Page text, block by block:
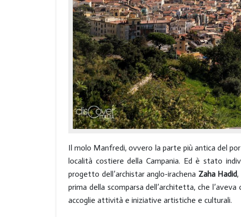
Il molo Manfredi, ovvero la parte più antica del
località costiere della Campania. Ed è stato
progetto dell’archistar anglo-irachena Zaha Hadid
prima della scomparsa dell’architetta, che
accoglie attività e iniziative artistiche e culturali.